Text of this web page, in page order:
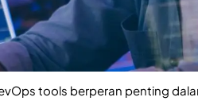
tools berperan penting